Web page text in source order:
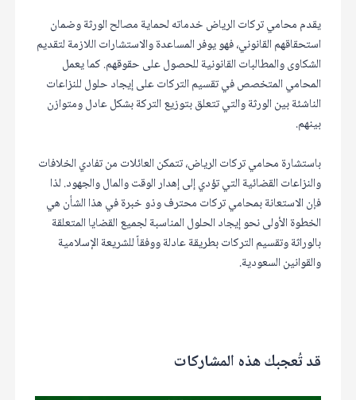
يقدم محامي تركات الرياض خدماته لحماية مصالح الورثة وضمان
استحقاقهم القانوني، فهو يوفر المساعدة والاستشارات اللازمة لتقديم
الشكاوى والمطالبات القانونية للحصول على حقوقهم. كما يعمل
المحامي المتخصص في تقسيم التركات على إيجاد حلول للنزاعات
الناشئة بين الورثة والتي تتعلق بتوزيع التركة بشكل عادل ومتوازن
بينهم.
باستشارة محامي تركات الرياض، تتمكن العائلات من تفادي الخلافات
والنزاعات القضائية التي تؤدي إلى إهدار الوقت والمال والجهود. لذا
فإن الاستعانة بمحامي تركات محترف وذو خبرة في هذا الشأن هي
الخطوة الأولى نحو إيجاد الحلول المناسبة لجميع القضايا المتعلقة
بالوراثة وتقسيم التركات بطريقة عادلة ووفقاً للشريعة الإسلامية
والقوانين السعودية.
قد تُعجبك هذه المشاركات